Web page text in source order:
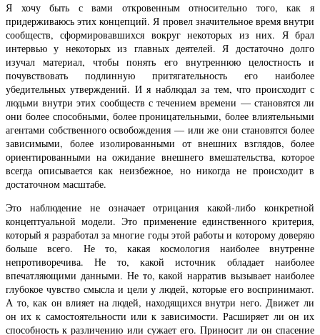
Я хочу быть с вами откровенным относительно того, как я
придерживаюсь этих концепций. Я провел значительное время внутри
сообществ, сформировавшихся вокруг некоторых из них. Я брал
интервью у некоторых из главных деятелей. Я достаточно долго
изучал материал, чтобы понять его внутреннюю целостность и
почувствовать подлинную притягательность его наиболее
убедительных утверждений. И я наблюдал за тем, что происходит с
людьми внутри этих сообществ с течением времени — становятся ли
они более способными, более проницательными, более влиятельными
агентами собственного освобождения — или же они становятся более
зависимыми, более изолированными от внешних взглядов, более
ориентированными на ожидание внешнего вмешательства, которое
всегда описывается как неизбежное, но никогда не происходит в
достаточном масштабе.
Это наблюдение не означает отрицания какой-либо конкретной
концептуальной модели. Это применение единственного критерия,
который я разработал за многие годы этой работы и которому доверяю
больше всего. Не то, какая космология наиболее внутренне
непротиворечива. Не то, какой источник обладает наиболее
впечатляющими данными. Не то, какой нарратив вызывает наиболее
глубокое чувство смысла и цели у людей, которые его воспринимают.
А то, как он влияет на людей, находящихся внутри него. Движет ли
он их к самостоятельности или к зависимости. Расширяет ли он их
способность к различению или сужает его. Приносит ли он спасение